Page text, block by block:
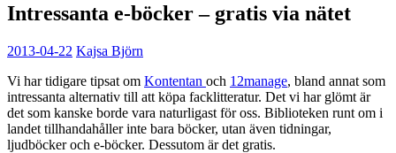
Intressanta e-böcker – gratis via nätet
2013-04-22 Kajsa Björn
Vi har tidigare tipsat om Kontentan och 12manage, bland annat som
intressanta alternativ till att köpa facklitteratur. Det vi har glömt är
det som kanske borde vara naturligast för oss. Biblioteken runt om i
landet tillhandahåller inte bara böcker, utan även tidningar,
ljudböcker och e-böcker. Dessutom är det gratis.